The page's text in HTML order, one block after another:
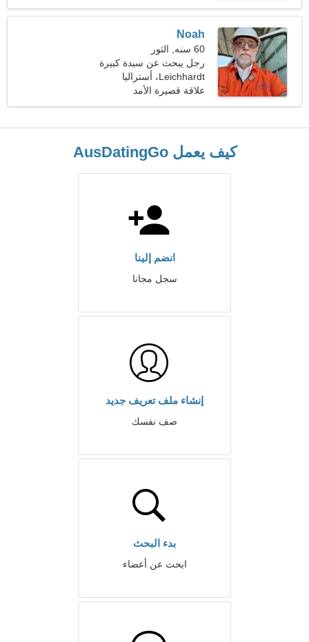
Noah
60 سنه, الثور
رجل يبحث عن سيدة كبيرة
51-57
Leichhardt، أستراليا
علاقة قصيرة الأمد
كيف يعمل AusDatingGo
انضم إلينا
سجل مجانا
إنشاء ملف تعريف جديد
صف نفسك
بدء البحث
ابحث عن أعضاء